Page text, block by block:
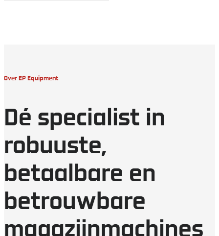
Over EP Equipment
Dé specialist in
robuuste,
betaalbare en
betrouwbare
magazijnmachines